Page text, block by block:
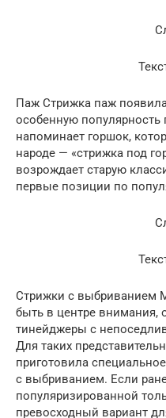
Паж Стрижка паж
особенную популярность
напоминает горшок,
народе — «стрижка под
возрождает старую
первые позиции по
Стрижки с выбриванием
быть в центре внимания,
тинейджеры с
Для таких
приготовила
с выбриванием. Если
популяризированной
превосходный вариант